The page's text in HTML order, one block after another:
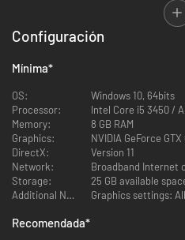
directamente del anime e inspirada
enemigos mientras te lanzas a la
WARRIORS! Inspirado en el concepto
combates y los ataques generarán
nunca del mundo de ONE PIECE.
La incorporación de nuevos
entregas anteriores hace que la acción
más trepidante.
Configuración
Mínima*
OS:
Windows 10, 64bits
Processor:
Intel Core i5 3450 /
Memory:
8 GB RAM
Graphics:
DirectX:
Version 11
Network:
Broadband Internet
Storage:
25 GB available
Additional Notes:
Graphics settings:
Recomendada*